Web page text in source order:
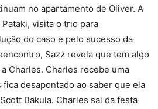
no apartamento de Oliver. A
visita o trio para
do caso e pelo sucesso da
Sazz revela que tem algo
Charles. Charles recebe uma
fica desapontado ao saber que ela
Bakula. Charles sai da festa